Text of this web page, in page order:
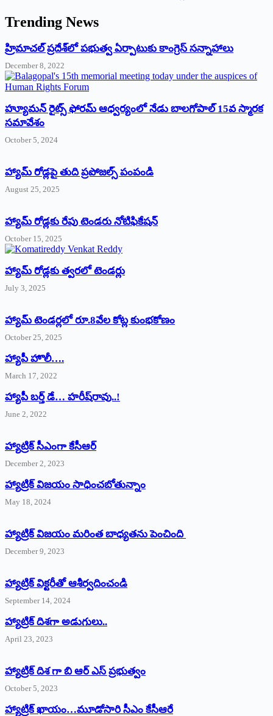
Trending News
‌హ్రిమాచల్‌ ‌ప్రదేశ్‌లో పభుత్వ ఏర్పాటుకు కాంగ్రెస్‌ ‌సన్నాహాలు
December 8, 2022
హ్యూమన్‌ రైట్స్‌ ఫోరమ్‌ ఆధ్వర్యంలో నేడు బాలగోపాల్‌ 15వ స్మారక
సమావేశం
October 5, 2024
హ్యామ్‌ రోడ్లపై తుది ప్రపోజల్స్‌ పంపండి
August 25, 2025
హ్యామ్‌ రోడ్లకు రేపు టెండరు నోటిఫికేషన్‌
October 15, 2025
హ్యామ్‌ రోడ్లకు త్వరలో టెండర్లు
July 3, 2025
హ్యామ్‌ ‌టెండర్లలో రూ.8వేల కోట్ల కుంభకోణం
October 25, 2025
హ్యాపీ హొలీ….
March 17, 2022
హ్యాపీ బర్త్ ‌డే… హరీష్‌రావు..!
June 2, 2022
హ్యాట్రిక్‌ ‌సీఎంగా కేసీఆర్‌
December 2, 2023
హ్యాట్రిక్‌ విజయం సాధించబోతున్నాం
May 18, 2024
హ్యాట్రిక్ విజయం మరింత బాధ్యతను పెంచింది
December 9, 2023
హ్యాట్రిక్‌ ‌విక్టరీతో ఆశీర్వదించండి
September 14, 2024
‌హ్యాట్రిక్‌ ‌దిశగా అడుగులు..
April 23, 2023
హ్యాట్రిక్ దిశ గా బి ఆర్ ఎస్ ప్రభుత్వం
October 5, 2023
హ్యాట్రిక్‌ ‌ఖాయం…మూడోసారి సీఎం కేసీఆరే